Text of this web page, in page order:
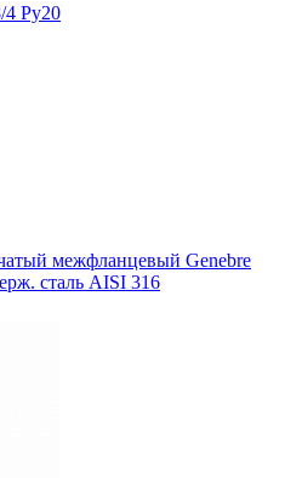
4 Ру20
межфланцевый Genebre
сталь AISI 316